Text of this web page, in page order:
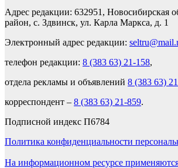
Адрес редакции: 632951, Новосибирская
район, с. Здвинск, ул. Карла Маркса, д. 1
Электронный адрес редакции:
телефон редакции: 8 (383 63) 21-158,
отдела рекламы и объявлений 8 (383 63)
корреспондент – 8 (383 63) 21-859.
Подписной индекс П6784
Политика конфиденциальности
На информационном ресурсе